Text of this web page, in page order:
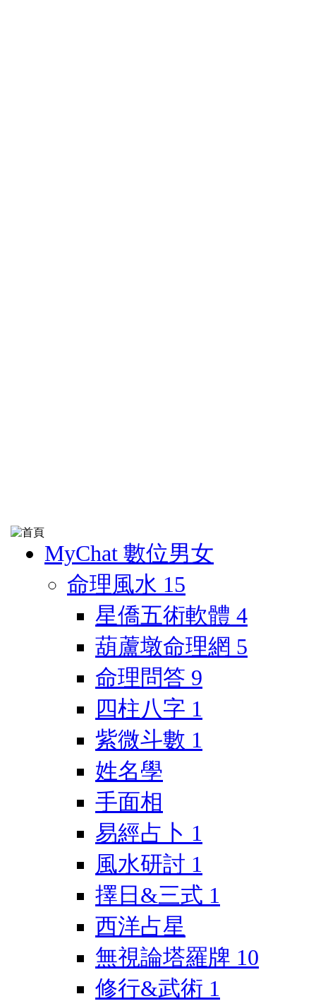
MyChat 數位男女
命理風水 15
星僑五術軟體 4
葫蘆墩命理網 5
命理問答 9
四柱八字 1
紫微斗數 1
姓名學
手面相
易經占卜 1
風水研討 1
擇日&三式 1
西洋占星
無視論塔羅牌 10
修行&武術 1